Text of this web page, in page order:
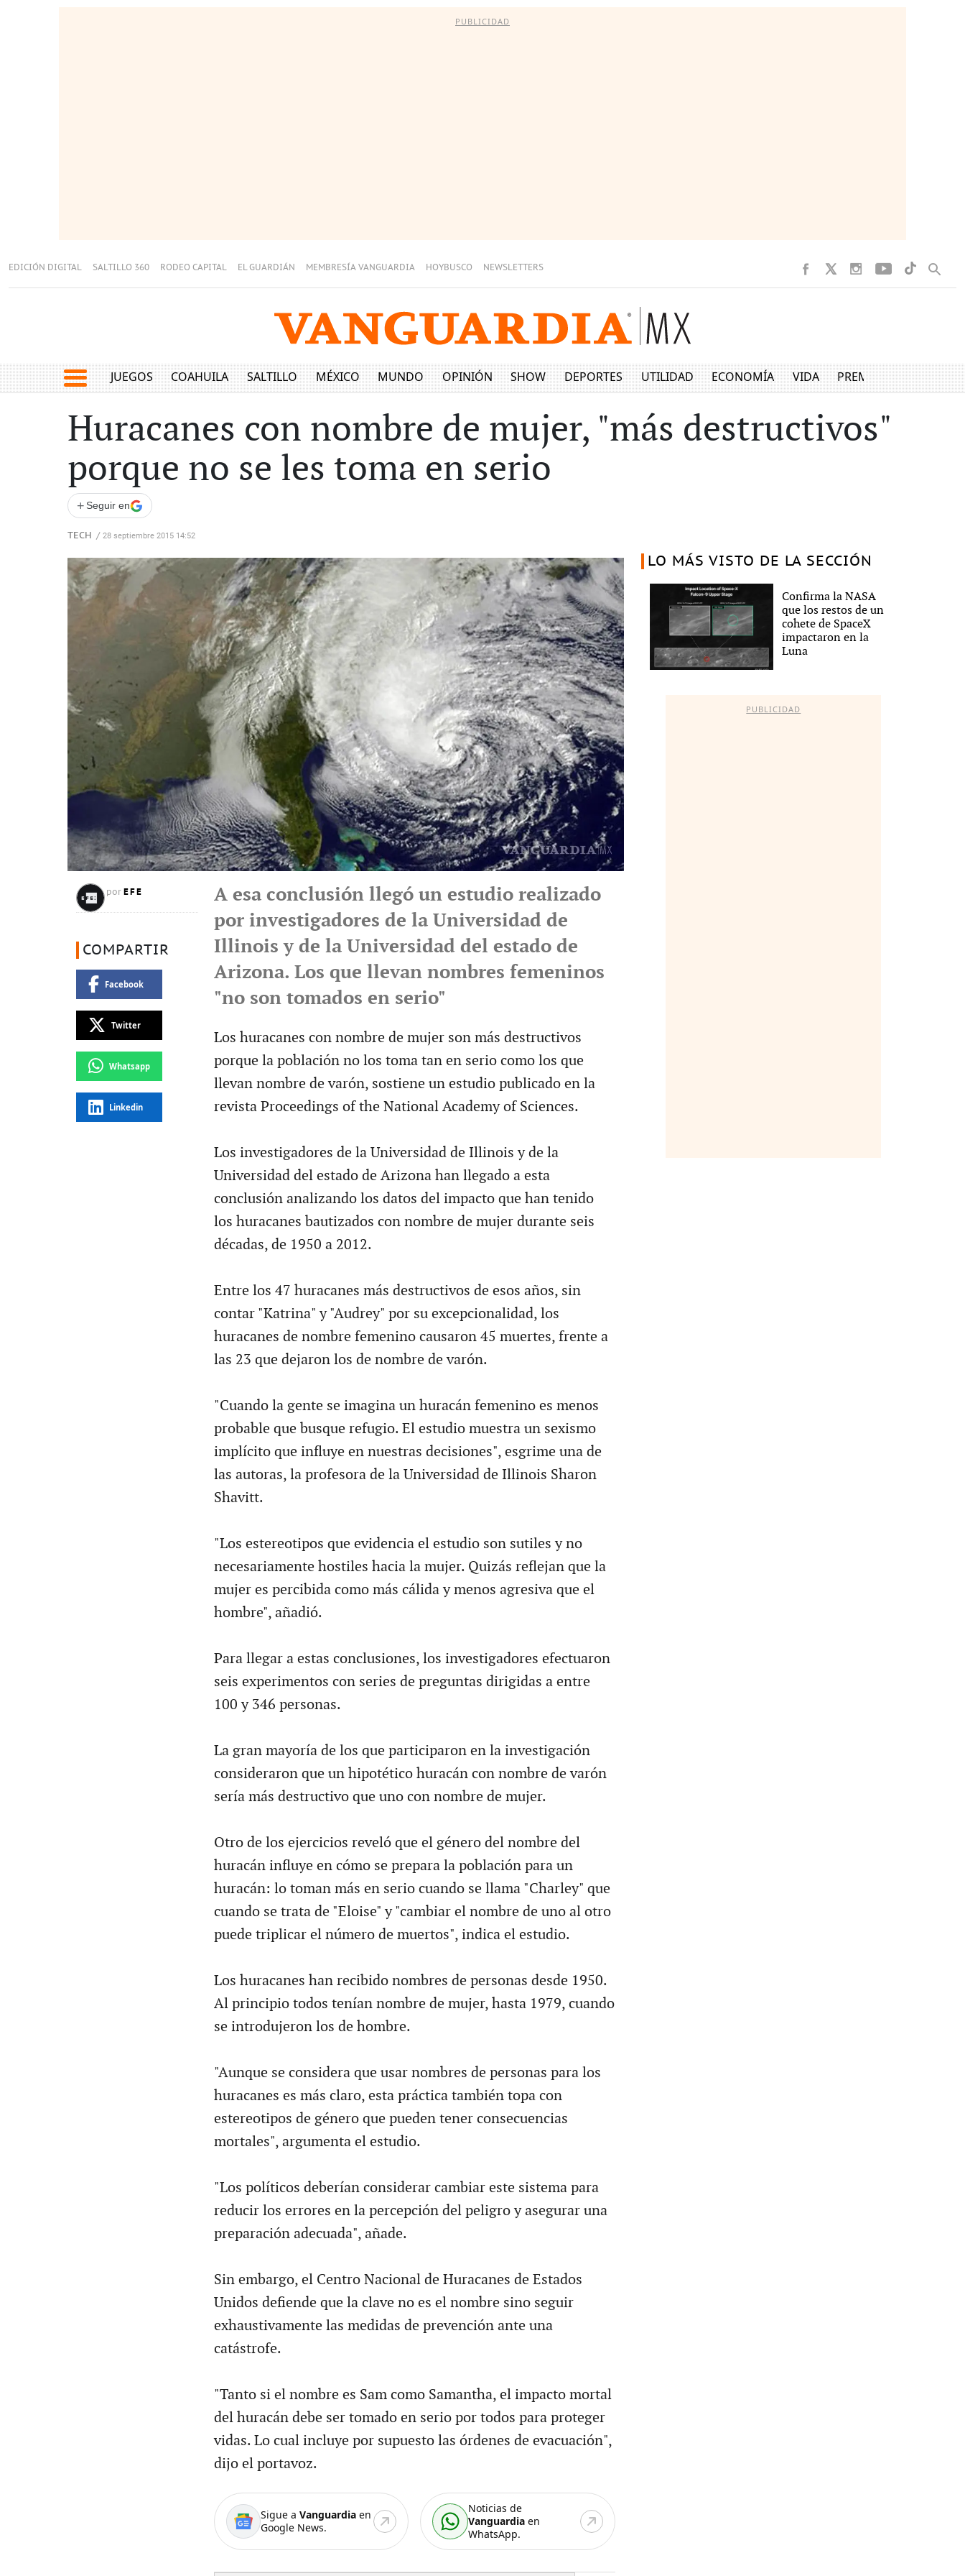
PUBLICIDAD
EDICIÓN DIGITAL SALTILLO 360 RODEO CAPITAL EL GUARDIÁN MEMBRESÍA VANGUARDIA HOYBUSCO NEWSLETTERS
JUEGOS COAHUILA SALTILLO MÉXICO MUNDO OPINIÓN SHOW DEPORTES UTILIDAD ECONOMÍA VIDA PREMIUM
Huracanes con nombre de mujer, "más destructivos"
porque no se les toma en serio
+ Seguir en
TECH / 28 septiembre 2015 14:52
por EFE
COMPARTIR
Facebook
Twitter
Whatsapp
Linkedin
A esa conclusión llegó un estudio realizado
por investigadores de la Universidad de
Illinois y de la Universidad del estado de
Arizona. Los que llevan nombres femeninos
"no son tomados en serio"
Los huracanes con nombre de mujer son más destructivos
porque la población no los toma tan en serio como los que
llevan nombre de varón, sostiene un estudio publicado en la
revista Proceedings of the National Academy of Sciences.
Los investigadores de la Universidad de Illinois y de la
Universidad del estado de Arizona han llegado a esta
conclusión analizando los datos del impacto que han tenido
los huracanes bautizados con nombre de mujer durante seis
décadas, de 1950 a 2012.
Entre los 47 huracanes más destructivos de esos años, sin
contar "Katrina" y "Audrey" por su excepcionalidad, los
huracanes de nombre femenino causaron 45 muertes, frente a
las 23 que dejaron los de nombre de varón.
"Cuando la gente se imagina un huracán femenino es menos
probable que busque refugio. El estudio muestra un sexismo
implícito que influye en nuestras decisiones", esgrime una de
las autoras, la profesora de la Universidad de Illinois Sharon
Shavitt.
"Los estereotipos que evidencia el estudio son sutiles y no
necesariamente hostiles hacia la mujer. Quizás reflejan que la
mujer es percibida como más cálida y menos agresiva que el
hombre", añadió.
Para llegar a estas conclusiones, los investigadores efectuaron
seis experimentos con series de preguntas dirigidas a entre
100 y 346 personas.
La gran mayoría de los que participaron en la investigación
consideraron que un hipotético huracán con nombre de varón
sería más destructivo que uno con nombre de mujer.
Otro de los ejercicios reveló que el género del nombre del
huracán influye en cómo se prepara la población para un
huracán: lo toman más en serio cuando se llama "Charley" que
cuando se trata de "Eloise" y "cambiar el nombre de uno al otro
puede triplicar el número de muertos", indica el estudio.
Los huracanes han recibido nombres de personas desde 1950.
Al principio todos tenían nombre de mujer, hasta 1979, cuando
se introdujeron los de hombre.
"Aunque se considera que usar nombres de personas para los
huracanes es más claro, esta práctica también topa con
estereotipos de género que pueden tener consecuencias
mortales", argumenta el estudio.
"Los políticos deberían considerar cambiar este sistema para
reducir los errores en la percepción del peligro y asegurar una
preparación adecuada", añade.
Sin embargo, el Centro Nacional de Huracanes de Estados
Unidos defiende que la clave no es el nombre sino seguir
exhaustivamente las medidas de prevención ante una
catástrofe.
"Tanto si el nombre es Sam como Samantha, el impacto mortal
del huracán debe ser tomado en serio por todos para proteger
vidas. Lo cual incluye por supuesto las órdenes de evacuación",
dijo el portavoz.
Sigue a Vanguardiaen
Google News.
Noticias de
Vanguardia en
WhatsApp.
LO MÁS VISTO DE LA SECCIÓN
Confirma la NASA
que los restos de un
cohete de SpaceX
impactaron en la
Luna
PUBLICIDAD